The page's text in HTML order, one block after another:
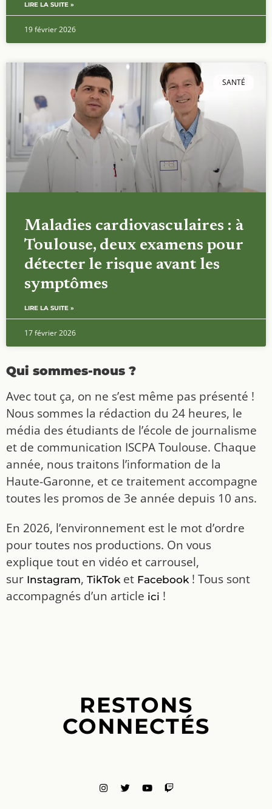
LIRE LA SUITE »
19 février 2026
SANTÉ
Maladies cardiovasculaires : à
Toulouse, deux examens pour
détecter le risque avant les
symptômes
LIRE LA SUITE »
17 février 2026
Qui sommes-nous ?
Avec tout ça, on ne s’est même pas présenté !
Nous sommes la rédaction du 24 heures, le
média des étudiants de l’école de journalisme
et de communication ISCPA Toulouse. Chaque
année, nous traitons l’information de la
Haute-Garonne, et ce traitement accompagne
toutes les promos de 3e année depuis 10 ans.
En 2026, l’environnement est le mot d’ordre
pour toutes nos productions. On vous
explique tout en vidéo et carrousel,
sur Instagram, TikToket Facebook! Tous sont
accompagnés d’un article ici !
RESTONS
CONNECTÉS